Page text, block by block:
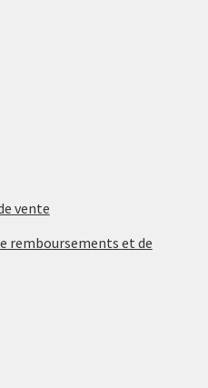
vente
remboursements et de